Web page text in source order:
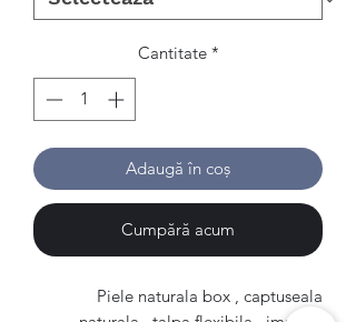
Cantitate *
Adaugă în coș
Cumpără acum
Piele naturala box , captuseala